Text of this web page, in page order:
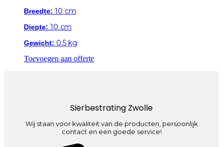
Breedte: 10 cm
Diepte: 10 cm
Gewicht: 0.5 kg
Toevoegen aan offerte
Sierbestrating Zwolle
Wij staan voor kwaliteit van de producten, persoonlijk
contact en een goede service!